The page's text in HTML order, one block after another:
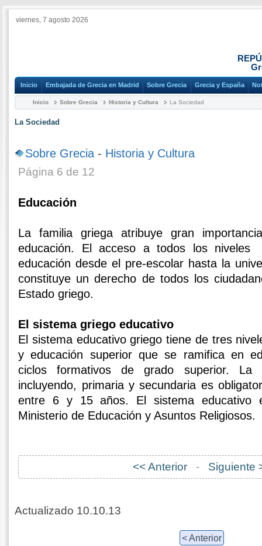
viernes, 7 agosto 2026
Inicio Embajada de Grecia en Madrid Sobre Grecia Grecia y España
Inicio Sobre Grecia Historia y Cultura La Sociedad
La Sociedad
Sobre Grecia - Historia y Cultura
Página 6 de 12
Educación
La familia griega atribuye gran
educación. El acceso a todos los
educación desde el pre-escolar hasta la
constituye un derecho de todos los
Estado griego.
El sistema griego educativo
El sistema educativo griego tiene de tres
y educación superior que se ramifica en
ciclos formativos de grado superior. La
incluyendo, primaria y secundaria es
entre 6 y 15 años. El sistema educativo
Ministerio de Educación y Asuntos Religiosos.
<< Anterior - Siguiente
Actualizado 10.10.13
< Anterior